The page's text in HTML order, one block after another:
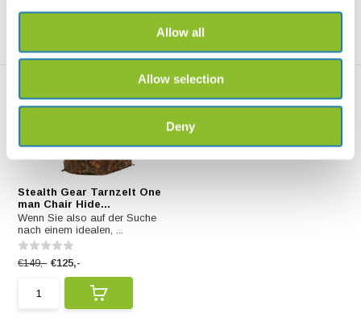
Allow all
Allow selection
Deny
Stealth Gear Tarnzelt One
man Chair Hide...
Wenn Sie also auf der Suche
nach einem idealen, ...
€149,- €125,-